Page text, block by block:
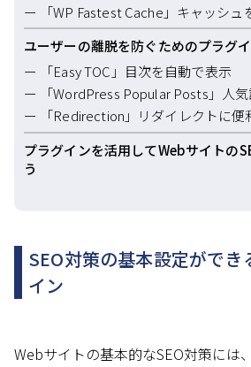
「WP Fastest Cache」キャッシュ
ユーザーの離脱を防ぐためのプラグ
「Easy TOC」目次を自動で表示
「WordPress Popular Posts」人
「Redirection」リダイレクトに便
プラグインを活用してWebサイトの
う
SEO対策の基本設定がで
イン
Webサイトの基本的なSEO対策には